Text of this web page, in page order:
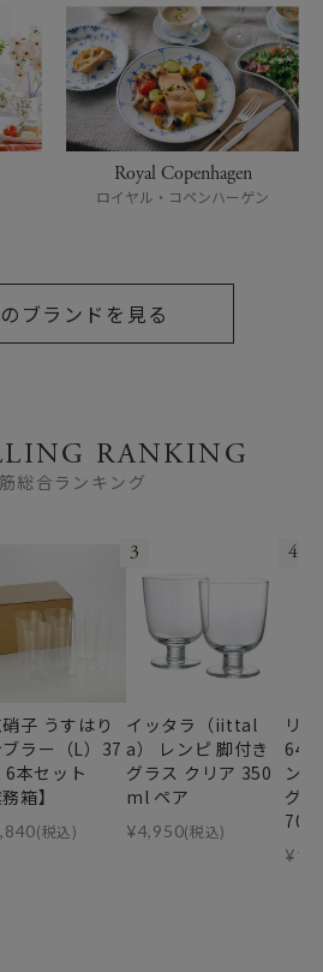
Royal Copenhagen
ロイヤル・コペンハーゲン
ブランドを見る
RANKING
総合ランキング
子 うすはり
ブラー（L）37
本セット
務箱】
(税込)
3
イッタラ（iittal
a） レンピ 脚付き
グラス クリア 350
ml ペア
¥4,950(税込)
4
リ
ン
グ
¥